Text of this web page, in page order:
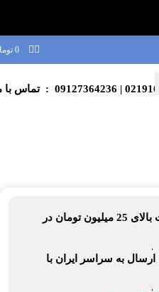
0
| 09127364236 : تماس با ما
25 میلیون تومان
در
ارسال به سراسر ایران با